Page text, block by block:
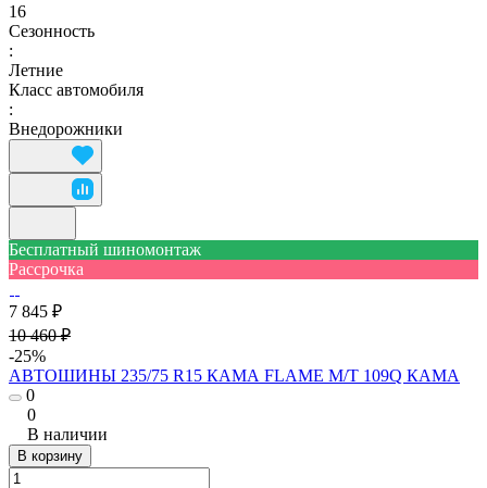
16
Сезонность
:
Летние
Класс автомобиля
:
Внедорожники
Бесплатный шиномонтаж
Рассрочка
7 845 ₽
10 460 ₽
-25%
АВТОШИНЫ 235/75 R15 КАМА FLAME M/T 109Q КАМА
0
0
В наличии
В корзину